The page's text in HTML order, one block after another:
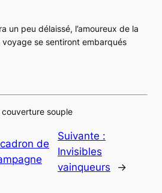
un peu délaissé, l’amoureux de la
se sentiront embarqués
souple
de
Suivante :
Invisibles
vainqueurs
→